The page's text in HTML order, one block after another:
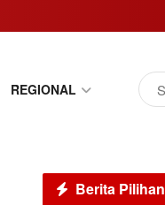
REGIONAL
Berita Pilihan